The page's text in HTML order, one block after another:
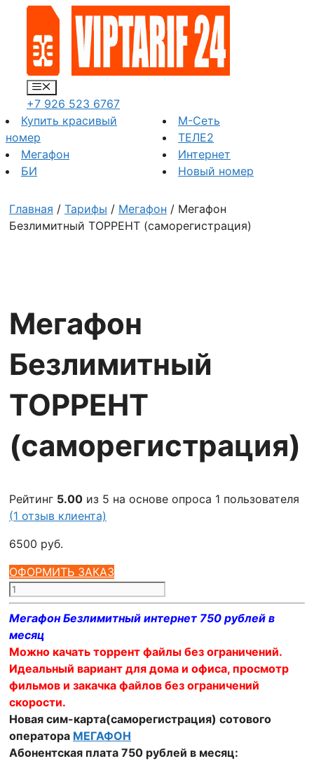
содержимому
Меню
+7 926 523 6767
Купить красивый
номер
Мегафон
БИ
М-Сеть
ТЕЛЕ2
Интернет
Новый номер
Главная / Тарифы / Мегафон / Мегафон
Безлимитный ТОРРЕНТ (саморегистрация)
Мегафон
Безлимитный
ТОРРЕНТ
(саморегистрация)
Рейтинг 5.00 из 5 на основе опроса 1 пользователя
(1 отзыв клиента)
6500 руб.
ОФОРМИТЬ ЗАКАЗ
Количество
товара
Мегафон
Безлимитный
ТОРРЕНТ
(саморегистрация)
Мегафон Безлимитный интернет 750 рублей в
месяц
Можно качать торрент файлы без ограничений.
Идеальный вариант для дома и офиса, просмотр
фильмов и закачка файлов без ограничений
скорости.
Новая сим-карта(саморегистрация) сотового
оператора МЕГАФОН
Абонентская плата 750 рублей в месяц: